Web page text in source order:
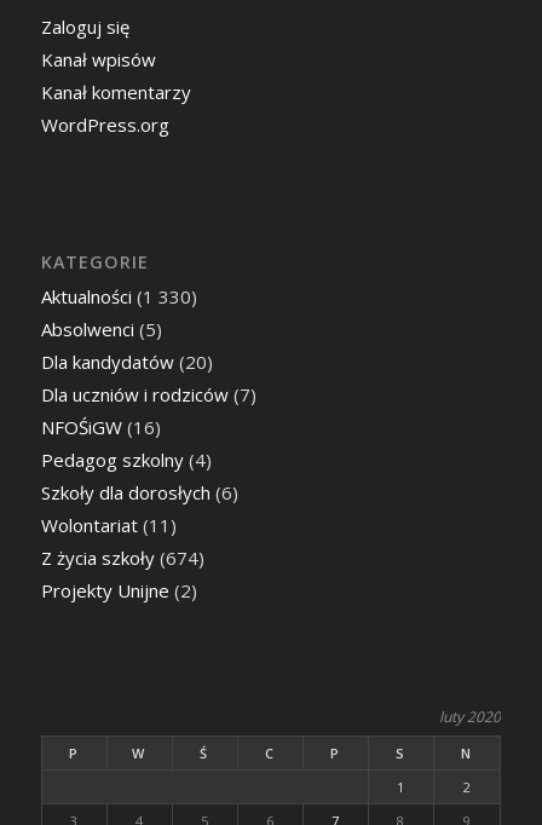
Zaloguj się
Kanał wpisów
Kanał komentarzy
WordPress.org
KATEGORIE
Aktualności (1 330)
Absolwenci (5)
Dla kandydatów(20)
Dla uczniów i rodziców(7)
NFOŚiGW(16)
Pedagog szkolny(4)
Szkoły dla dorosłych (6)
Wolontariat(11)
Z życia szkoły(674)
Projekty Unijne (2)
luty 2020
P W Ś C P S
N
1
2
3
4 5 6 7 8 9